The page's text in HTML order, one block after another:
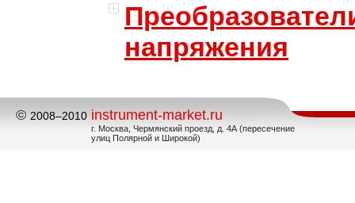
напряжения
© 2008–2010 instrument-market.ru
г. Москва, Чермянский проезд, д. 4А (пересечение
улиц Полярной и Широкой)